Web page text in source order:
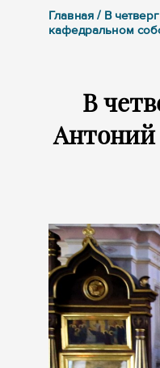
Главная / В
кафедральном
В
Антоний